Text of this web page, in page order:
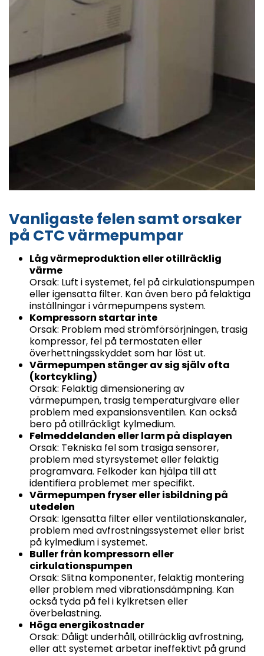
Vanligaste felen samt orsaker
på CTC värmepumpar
Låg värmeproduktion eller otillräcklig
värme
Orsak: Luft i systemet, fel på cirkulationspumpen
eller igensatta filter. Kan även bero på felaktiga
inställningar i värmepumpens system.
Kompressorn startar inte
Orsak: Problem med strömförsörjningen, trasig
kompressor, fel på termostaten eller
överhettningsskyddet som har löst ut.
Värmepumpen stänger av sig själv ofta
(kortcykling)
Orsak: Felaktig dimensionering av
värmepumpen, trasig temperaturgivare eller
problem med expansionsventilen. Kan också
bero på otillräckligt kylmedium.
Felmeddelanden eller larm på displayen
Orsak: Tekniska fel som trasiga sensorer,
problem med styrsystemet eller felaktig
programvara. Felkoder kan hjälpa till att
identifiera problemet mer specifikt.
Värmepumpen fryser eller isbildning på
utedelen
Orsak: Igensatta filter eller ventilationskanaler,
problem med avfrostningssystemet eller brist
på kylmedium i systemet.
Buller från kompressorn eller
cirkulationspumpen
Orsak: Slitna komponenter, felaktig montering
eller problem med vibrationsdämpning. Kan
också tyda på fel i kylkretsen eller
överbelastning.
Höga energikostnader
Orsak: Dåligt underhåll, otillräcklig avfrostning,
eller att systemet arbetar ineffektivt på grund